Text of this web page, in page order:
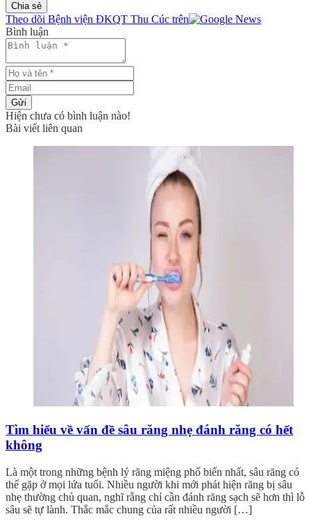
Chia sẻ
Theo dõi Bệnh viện ĐKQT Thu Cúc trên
Bình luận
Gửi
Hiện chưa có bình luận nào!
Bài viết liên quan
Tìm hiểu về vấn đề sâu răng nhẹ đánh răng có hết
không
Là một trong những bệnh lý răng miệng phổ biến nhất, sâu răng có
thể gặp ở mọi lứa tuổi. Nhiều người khi mới phát hiện răng bị sâu
nhẹ thường chủ quan, nghĩ rằng chỉ cần đánh răng sạch sẽ hơn thì lỗ
sâu sẽ tự lành. Thắc mắc chung của rất nhiều người […]